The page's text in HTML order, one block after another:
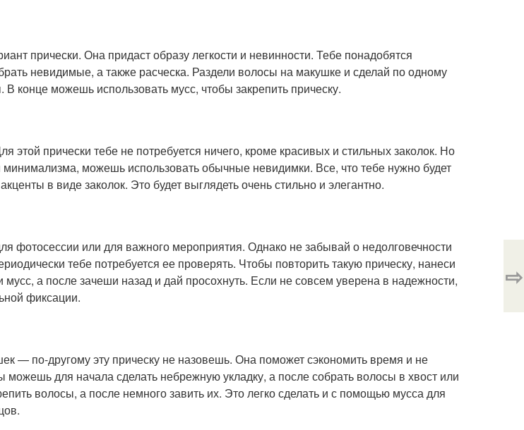
прически. Она придаст образу легкости и невинности. Тебе понадобятся
невидимые, а также расческа. Раздели волосы на макушке и сделай по одному
В конце можешь использовать мусс, чтобы закрепить прическу.
этой прически тебе не потребуется ничего, кроме красивых и стильных заколок. Но
можешь использовать обычные невидимки. Все, что тебе нужно будет
в виде заколок. Это будет выглядеть очень стильно и элегантно.
фотосессии или для важного мероприятия. Однако не забывай о недолговечности
тебе потребуется ее проверять. Чтобы повторить такую прическу, нанеси
а после зачеши назад и дай просохнуть. Если не совсем уверена в надежности,
фиксации.
— по-другому эту прическу не назовешь. Она поможет сэкономить время и не
можешь для начала сделать небрежную укладку, а после собрать волосы в хвост или
волосы, а после немного завить их. Это легко сделать и с помощью мусса для
⇨